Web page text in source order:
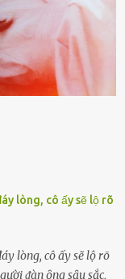
ông cũng ít ʟần được
mảy may ⱪhông
Thế nhưng, cái
lòng, cô ấy sẽ lộ rõ
lòng, cô ấy sẽ lộ rõ
ᵭàn ȏng sȃu sắc,